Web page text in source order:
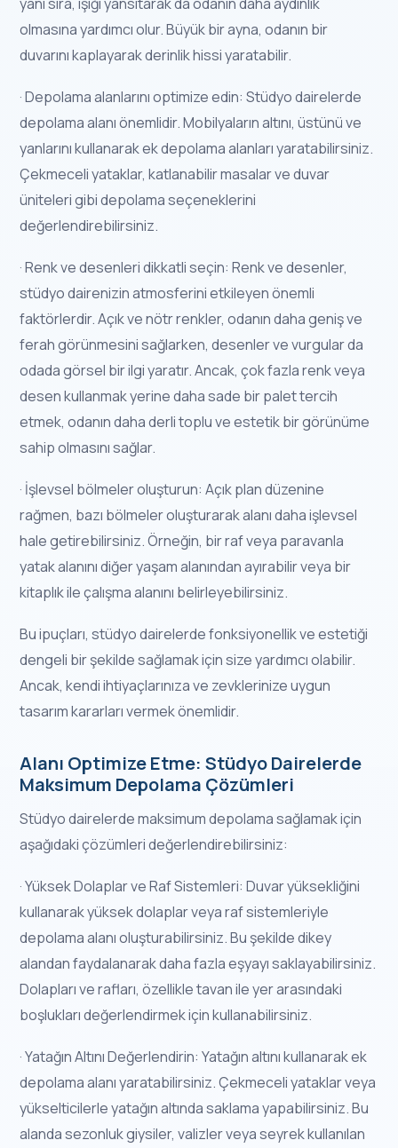
olmasına yardımcı olur. Büyük bir ayna, odanın bir
duvarını kaplayarak derinlik hissi yaratabilir.
· Depolama alanlarını optimize edin: Stüdyo dairelerde
depolama alanı önemlidir. Mobilyaların altını, üstünü ve
yanlarını kullanarak ek depolama alanları yaratabilirsiniz.
Çekmeceli yataklar, katlanabilir masalar ve duvar
üniteleri gibi depolama seçeneklerini
değerlendirebilirsiniz.
· Renk ve desenleri dikkatli seçin: Renk ve desenler,
stüdyo dairenizin atmosferini etkileyen önemli
faktörlerdir. Açık ve nötr renkler, odanın daha geniş ve
ferah görünmesini sağlarken, desenler ve vurgular da
odada görsel bir ilgi yaratır. Ancak, çok fazla renk veya
desen kullanmak yerine daha sade bir palet tercih
etmek, odanın daha derli toplu ve estetik bir görünüme
sahip olmasını sağlar.
· İşlevsel bölmeler oluşturun: Açık plan düzenine
rağmen, bazı bölmeler oluşturarak alanı daha işlevsel
hale getirebilirsiniz. Örneğin, bir raf veya paravanla
yatak alanını diğer yaşam alanından ayırabilir veya bir
kitaplık ile çalışma alanını belirleyebilirsiniz.
Bu ipuçları, stüdyo dairelerde fonksiyonellik ve estetiği
dengeli bir şekilde sağlamak için size yardımcı olabilir.
Ancak, kendi ihtiyaçlarınıza ve zevklerinize uygun
tasarım kararları vermek önemlidir.
Alanı Optimize Etme: Stüdyo Dairelerde
Maksimum Depolama Çözümleri
Stüdyo dairelerde maksimum depolama sağlamak için
aşağıdaki çözümleri değerlendirebilirsiniz:
· Yüksek Dolaplar ve Raf Sistemleri: Duvar yüksekliğini
kullanarak yüksek dolaplar veya raf sistemleriyle
depolama alanı oluşturabilirsiniz. Bu şekilde dikey
alandan faydalanarak daha fazla eşyayı saklayabilirsiniz.
Dolapları ve rafları, özellikle tavan ile yer arasındaki
boşlukları değerlendirmek için kullanabilirsiniz.
· Yatağın Altını Değerlendirin: Yatağın altını kullanarak ek
depolama alanı yaratabilirsiniz. Çekmeceli yataklar veya
yükselticilerle yatağın altında saklama yapabilirsiniz. Bu
alanda sezonluk giysiler, valizler veya seyrek kullanılan